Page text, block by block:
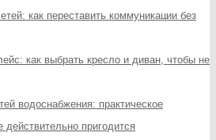
как переставить коммуникации без
как выбрать кресло и диван, чтобы не
водоснабжения: практическое
действительно пригодится